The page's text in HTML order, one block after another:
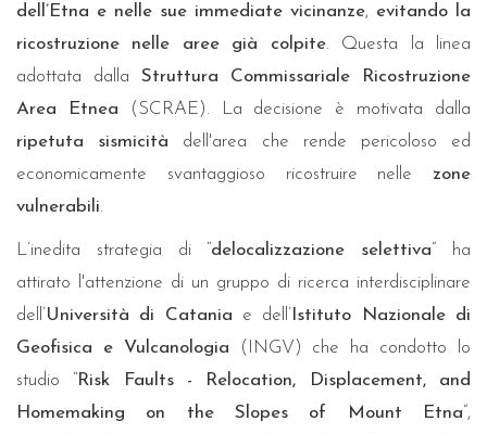
dell’Etna e nelle sue immediate vicinanze, evitando la
ricostruzione nelle aree già colpite. Questa la linea
adottata dalla Struttura Commissariale Ricostruzione
Area Etnea (SCRAE). La decisione è motivata dalla
ripetuta sismicità dell'area che rende pericoloso ed
economicamente svantaggioso ricostruire nelle zone
vulnerabili.
L’inedita strategia di “delocalizzazione selettiva” ha
attirato l'attenzione di un gruppo di ricerca interdisciplinare
dell’Università di Catania e dell’ Istituto Nazionale di
Geofisica e Vulcanologia (INGV) che ha condotto lo
studio “Risk Faults - Relocation, Displacement, and
Homemaking on the Slopes of Mount Etna”,